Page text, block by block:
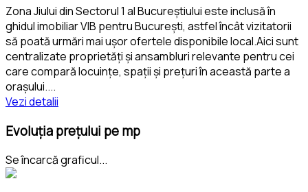
Zona Jiului din Sectorul 1 al Bucureștiului este inclusă în
ghidul imobiliar VIB pentru București, astfel încât vizitatorii
să poată urmări mai ușor ofertele disponibile local.Aici sunt
centralizate proprietăți și ansambluri relevante pentru cei
care compară locuințe, spații și prețuri în această parte a
orașului....
Vezi detalii
Evoluția prețului pe mp
Se încarcă graficul...